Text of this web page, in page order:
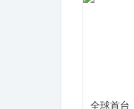
全球首台